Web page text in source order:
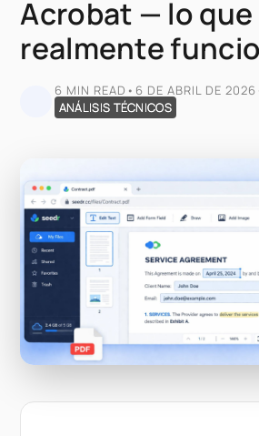
Acrobat — lo que
realmente
6 MIN READ • 6 DE ABRIL DE 2026
ANÁLISIS TÉCNICOS